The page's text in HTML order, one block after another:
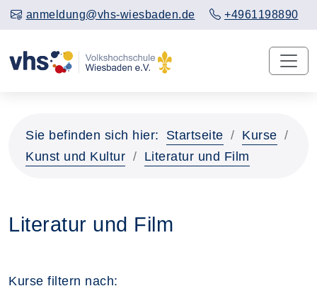
anmeldung@vhs-wiesbaden.de +4961198890
Sie befinden sich hier: Startseite
Kurse
Kunst und Kultur
Literatur und Film
Literatur und Film
Kurse filtern nach: